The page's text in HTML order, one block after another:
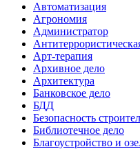
Автоматизация
Агрономия
Администратор
Арт-терапия
Архивное дело
Архитектура
Банковское дело
БДД
Безопасность
Библиотечное дело
Благоустройство и